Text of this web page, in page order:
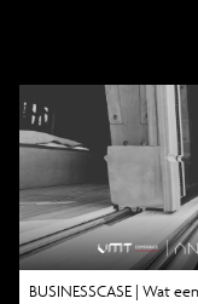
BUSINESSCASE | Wat